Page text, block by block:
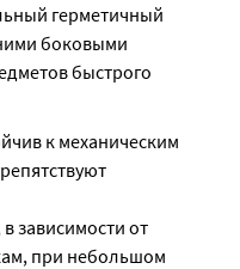
герметичный
боковыми
быстрого
к механическим
зависимости от
при небольшом